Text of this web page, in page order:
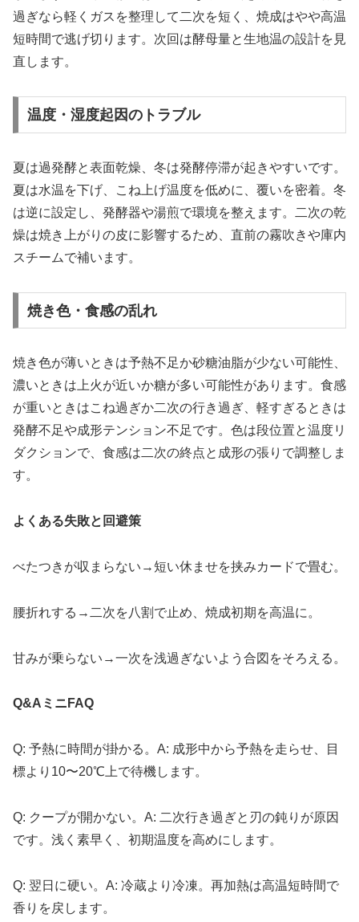
過ぎなら軽くガスを整理して二次を短く、焼成はやや高温
短時間で逃げ切ります。次回は酵母量と生地温の設計を見
直します。
温度・湿度起因のトラブル
夏は過発酵と表面乾燥、冬は発酵停滞が起きやすいです。
夏は水温を下げ、こね上げ温度を低めに、覆いを密着。冬
は逆に設定し、発酵器や湯煎で環境を整えます。二次の乾
燥は焼き上がりの皮に影響するため、直前の霧吹きや庫内
スチームで補います。
焼き色・食感の乱れ
焼き色が薄いときは予熱不足か砂糖油脂が少ない可能性、
濃いときは上火が近いか糖が多い可能性があります。食感
が重いときはこね過ぎか二次の行き過ぎ、軽すぎるときは
発酵不足や成形テンション不足です。色は段位置と温度リ
ダクションで、食感は二次の終点と成形の張りで調整しま
す。
よくある失敗と回避策
べたつきが収まらない→短い休ませを挟みカードで畳む。
腰折れする→二次を八割で止め、焼成初期を高温に。
甘みが乗らない→一次を浅過ぎないよう合図をそろえる。
Q&AミニFAQ
Q: 予熱に時間が掛かる。A: 成形中から予熱を走らせ、目
標より10〜20℃上で待機します。
Q: クープが開かない。A: 二次行き過ぎと刃の鈍りが原因
です。浅く素早く、初期温度を高めにします。
Q: 翌日に硬い。A: 冷蔵より冷凍。再加熱は高温短時間で
香りを戻します。